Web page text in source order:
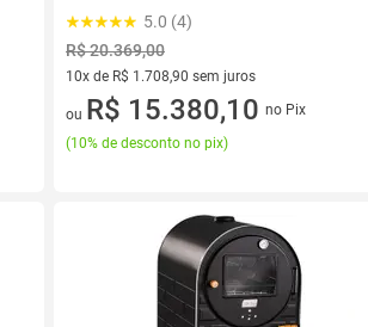
5.0 (4)
R$ 20.369,00
10x de R$ 1.708,90 sem juros
10 vez de R$ 1.708,90 sem juros
ou R$ 15.380,10 no Pix
(10% de desconto no pix)